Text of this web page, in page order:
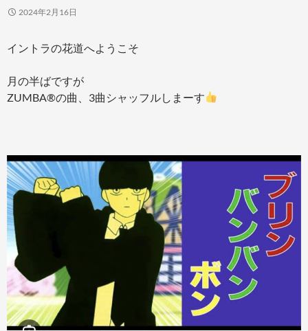
2024年2月16日
イントラの花道へようこそ
月の半ばですが
ZUMBA®の曲、3曲シャッフルしまーす